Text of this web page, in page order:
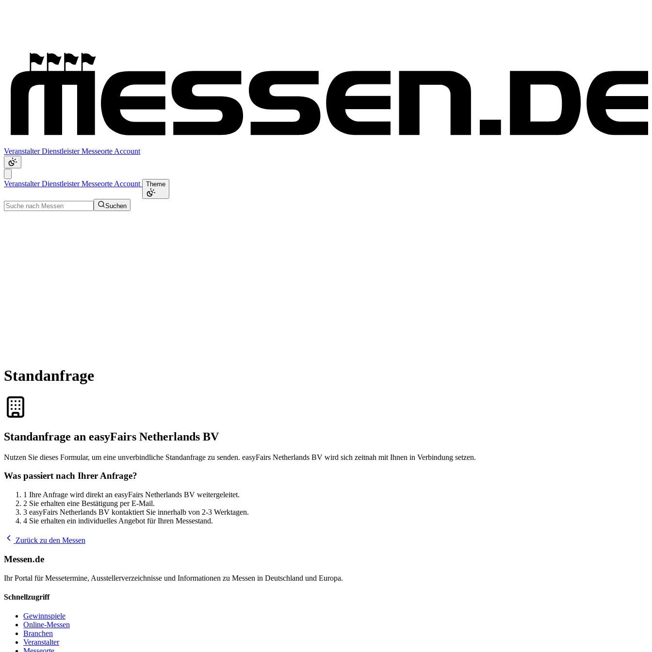
VeranstalterDienstleisterMesseorte Account
VeranstalterDienstleisterMesseorte Account Theme
Suchen
Standanfrage
Standanfrage an easyFairs Netherlands BV
Nutzen Sie dieses Formular, um eine unverbindliche Standanfrage zu senden. easyFairs Netherlands BV wird sich zeitnah mit Ihnen in Verbindung setzen.
Was passiert nach Ihrer Anfrage?
1 Ihre Anfrage wird direkt an easyFairs Netherlands BV weitergeleitet.
2 Sie erhalten eine Bestätigung per E-Mail.
3 easyFairs Netherlands BV kontaktiert Sie innerhalb von 2-3 Werktagen.
4 Sie erhalten ein individuelles Angebot für Ihren Messestand.
Zurück zu den Messen
Messen.de
Ihr Portal für Messetermine, Ausstellerverzeichnisse und Informationen zu Messen in Deutschland und Europa.
Schnellzugriff
Gewinnspiele
Online-Messen
Branchen
Veranstalter